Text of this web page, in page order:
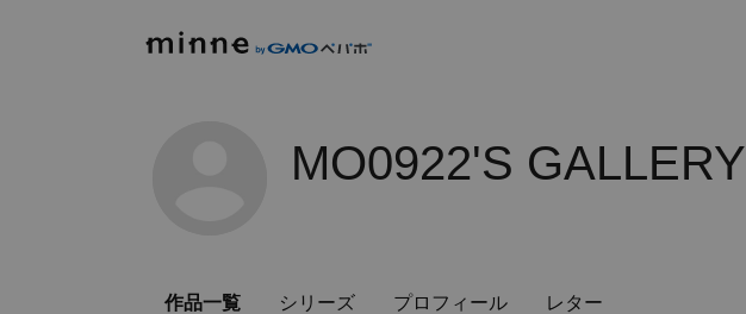
MO0922'S GALLERY
作品一覧 シリーズ プロフィール レター